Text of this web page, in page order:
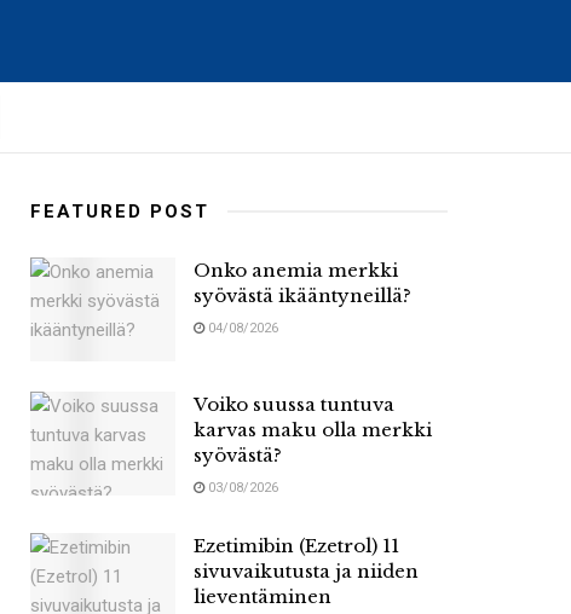
FEATURED POST
Onko anemia merkki
syövästä ikääntyneillä?
04/08/2026
Voiko suussa tuntuva
karvas maku olla merkki
syövästä?
03/08/2026
Ezetimibin (Ezetrol) 11
sivuvaikutusta ja niiden
lieventäminen